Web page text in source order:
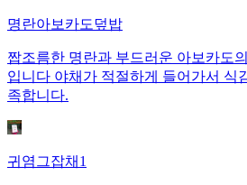
명란아보카도덮밥
짭조름한 명란과 부드러운 아보카도
입니다 야채가 적절하게 들어가서 식
족합니다.
귀염그잡채1